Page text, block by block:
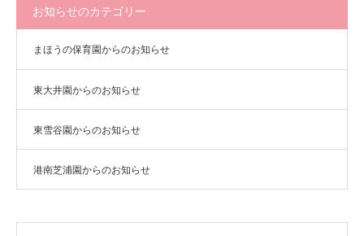
お知らせのカテゴリー
まほうの保育園からのお知らせ
東大井園からのお知らせ
東雪谷園からのお知らせ
港南芝浦園からのお知らせ